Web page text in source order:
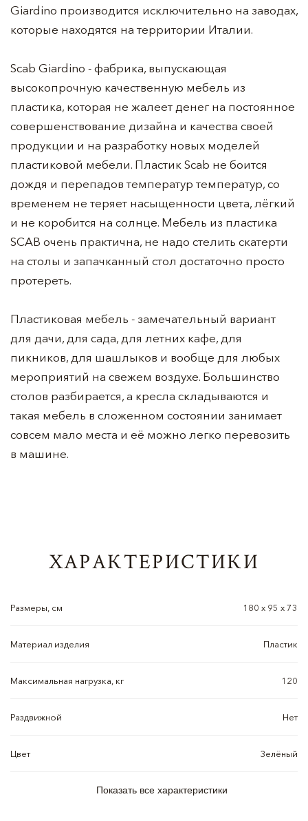
Giardino производится исключительно на заводах,
которые находятся на территории Италии.
Scab Giardino - фабрика, выпускающая
высокопрочную качественную мебель из
пластика, которая не жалеет денег на постоянное
совершенствование дизайна и качества своей
продукции и на разработку новых моделей
пластиковой мебели. Пластик Scab не боится
дождя и перепадов температур температур, со
временем не теряет насыщенности цвета, лёгкий
и не коробится на солнце. Мебель из пластика
SCAB очень практична, не надо стелить скатерти
на столы и запачканный стол достаточно просто
протереть.
Пластиковая мебель - замечательный вариант
для дачи, для сада, для летних кафе, для
пикников, для шашлыков и вообще для любых
мероприятий на свежем воздухе. Большинство
столов разбирается, а кресла складываются и
такая мебель в сложенном состоянии занимает
совсем мало места и её можно легко перевозить
в машине.
ХАРАКТЕРИСТИКИ
Размеры, см 180 х 95 х 73
Материал изделия Пластик
Максимальная нагрузка, кг 120
Раздвижной Нет
Цвет Зелёный
Показать все характеристики